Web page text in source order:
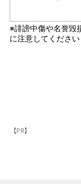
【PR】